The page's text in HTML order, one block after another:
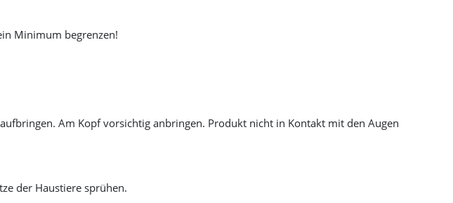
Minimum begrenzen!
Am Kopf vorsichtig anbringen. Produkt nicht in Kontakt mit den Augen
der Haustiere sprühen.